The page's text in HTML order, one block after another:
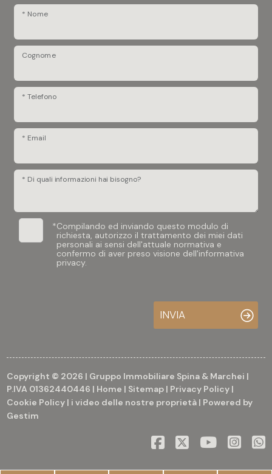
* Nome
Cognome
* Telefono
* Email
* Di quali informazioni hai bisogno?
*Compilando ed inviando questo modulo di
richiesta, autorizzo il trattamento dei miei dati
personali ai sensi dell'attuale normativa e
confermo di aver preso visione dell'informativa
privacy.
INVIA
Copyright © 2026 | Gruppo Immobiliare Spina & Marchei |
P.IVA 01362440446 | Home | Sitemap | Privacy Policy |
Cookie Policy | i video delle nostre proprietà | Powered by
Gestim
5+
Camere
2
3
opzioni
-
multiscelta